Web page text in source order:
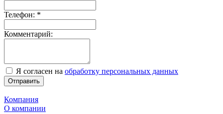
Телефон: *
Комментарий:
Я согласен на обработку персональных данных
Отправить
Компания
О компании